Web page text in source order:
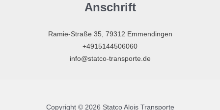
Anschrift
Ramie-Straße 35, 79312 Emmendingen
+4915144506060
info@statco-transporte.de
Copyright © 2026 Statco Alois Transporte